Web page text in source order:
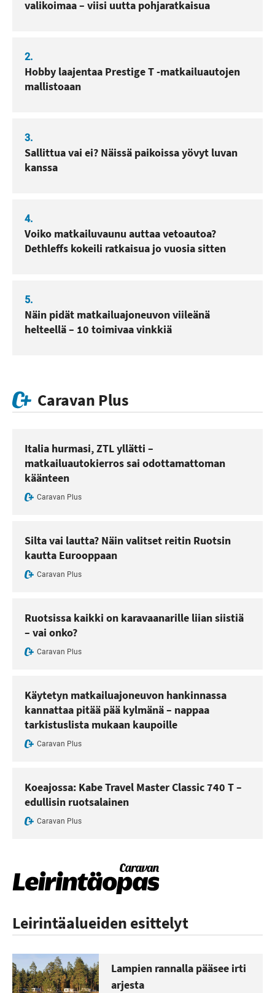
valikoimaa – viisi uutta pohjaratkaisua
2.
Hobby laajentaa Prestige T -matkailuautojen
mallistoaan
3.
Sallittua vai ei? Näissä paikoissa yövyt luvan
kanssa
4.
Voiko matkailuvaunu auttaa vetoautoa?
Dethleffs kokeili ratkaisua jo vuosia sitten
5.
Näin pidät matkailuajoneuvon viileänä
helteellä – 10 toimivaa vinkkiä
Caravan Plus
Italia hurmasi, ZTL yllätti –
matkailuautokierros sai odottamattoman
käänteen
Caravan Plus
Silta vai lautta? Näin valitset reitin Ruotsin
kautta Eurooppaan
Caravan Plus
Ruotsissa kaikki on karavaanarille liian siistiä
– vai onko?
Caravan Plus
Käytetyn matkailuajoneuvon hankinnassa
kannattaa pitää pää kylmänä – nappaa
tarkistuslista mukaan kaupoille
Caravan Plus
Koeajossa: Kabe Travel Master Classic 740 T –
edullisin ruotsalainen
Caravan Plus
Leirintäalueiden esittelyt
Lampien rannalla pääsee irti
arjesta